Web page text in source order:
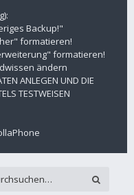
Backup!"
formatieren!
formatieren!
ändern
ANLEGEN UND DIE
TESTWEISEN